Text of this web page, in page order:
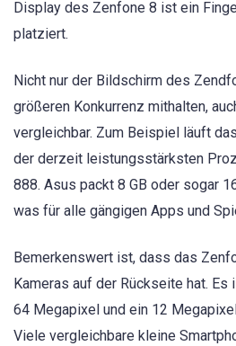
Display des Zenfone 8 ist ein
platziert.
Nicht nur der Bildschirm des
größeren Konkurrenz mithalten,
vergleichbar. Zum Beispiel läuft
der derzeit leistungsstärksten
888. Asus packt 8 GB oder sogar
was für alle gängigen Apps und
Bemerkenswert ist, dass das
Kameras auf der Rückseite hat.
64 Megapixel und ein 12
Viele vergleichbare kleine